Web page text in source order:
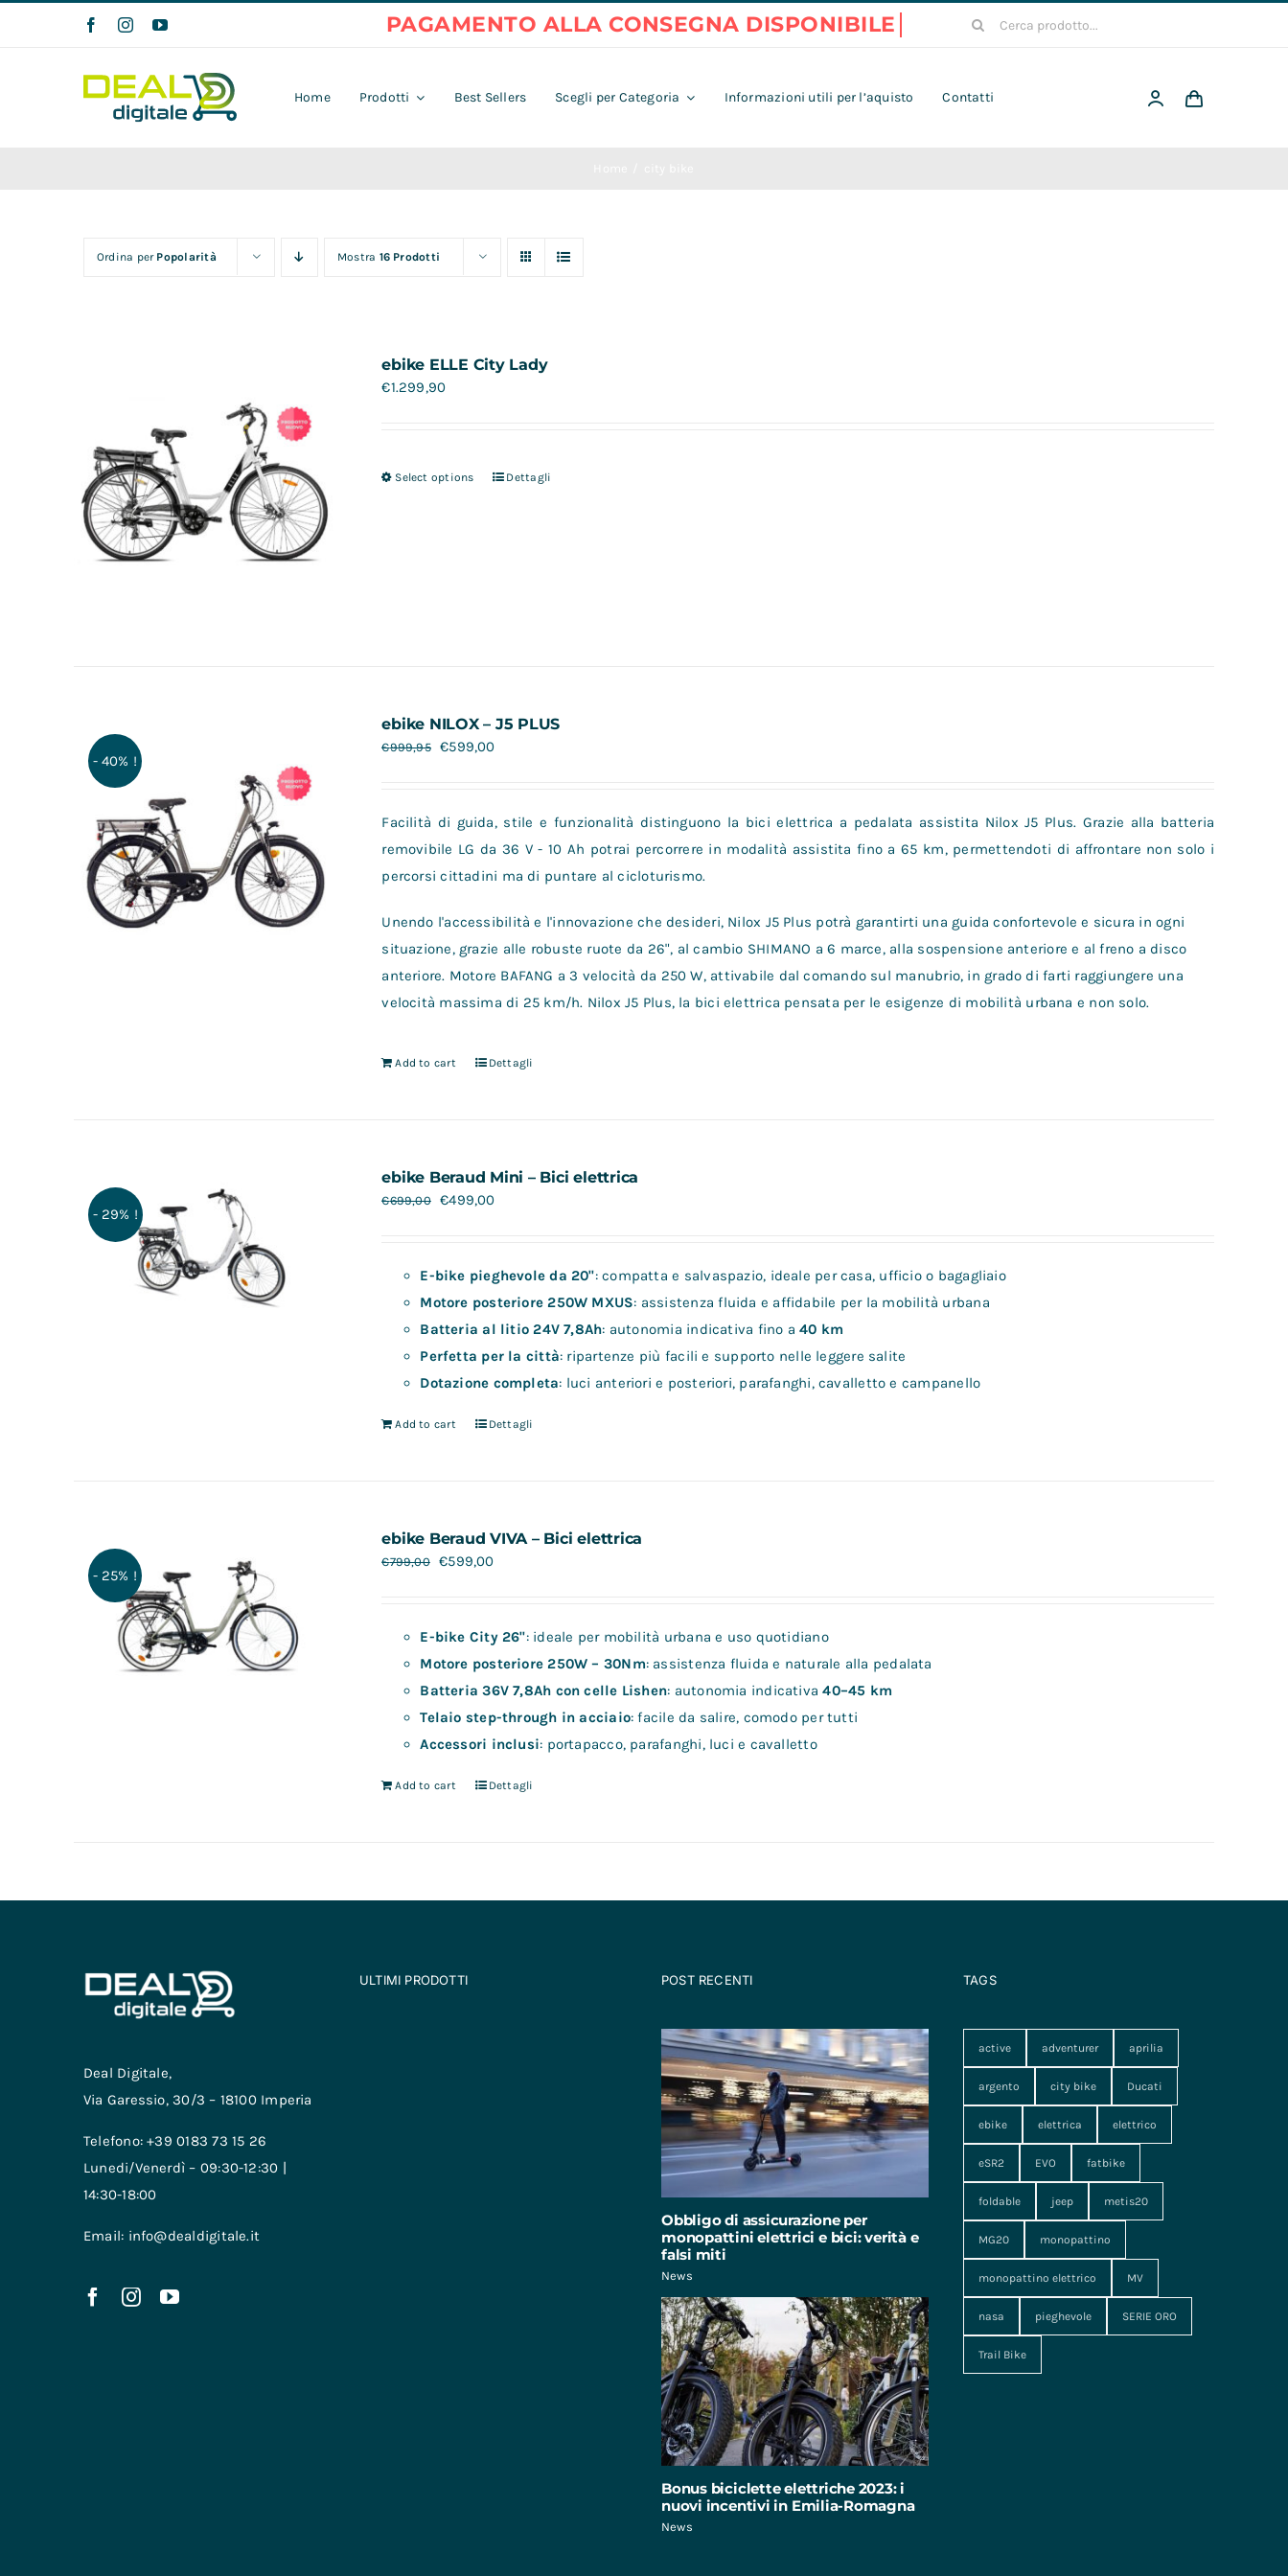
Cerca
Home Prodotti Best Sellers Scegli per Categoria Informazioni utili per l’aquisto Contatti
Ordina per Popolarità Mostra 16 Prodotti
ebike ELLE City Lady
€1.299,90
Select options Dettagli
- 40% !
ebike NILOX – J5 PLUS
€999,95 €599,00
Facilità di guida, stile e funzionalità distinguono la bici elettrica a pedalata assistita Nilox J5 Plus. Grazie alla batteria
removibile LG da 36 V - 10 Ah potrai percorrere in modalità assistita fino a 65 km, permettendoti di affrontare non solo i
percorsi cittadini ma di puntare al cicloturismo.
Unendo l'accessibilità e l'innovazione che desideri, Nilox J5 Plus potrà garantirti una guida confortevole e sicura in ogni
situazione, grazie alle robuste ruote da 26", al cambio SHIMANO a 6 marce, alla sospensione anteriore e al freno a disco
anteriore. Motore BAFANG a 3 velocità da 250 W, attivabile dal comando sul manubrio, in grado di farti raggiungere una
velocità massima di 25 km/h. Nilox J5 Plus, la bici elettrica pensata per le esigenze di mobilità urbana e non solo.
Add to cart Dettagli
- 29% !
ebike Beraud Mini – Bici elettrica
€699,00 €499,00
E-bike pieghevole da 20": compatta e salvaspazio, ideale per casa, ufficio o bagagliaio
Motore posteriore 250W MXUS: assistenza fluida e affidabile per la mobilità urbana
Batteria al litio 24V 7,8Ah: autonomia indicativa fino a40 km
Perfetta per la città: ripartenze più facili e supporto nelle leggere salite
Dotazione completa: luci anteriori e posteriori, parafanghi, cavalletto e campanello
Add to cart Dettagli
- 25% !
ebike Beraud VIVA – Bici elettrica
€799,00 €599,00
E-bike City 26": ideale per mobilità urbana e uso quotidiano
Motore posteriore 250W – 30Nm: assistenza fluida e naturale alla pedalata
Batteria 36V 7,8Ah con celle Lishen: autonomia indicativa40–45 km
Telaio step-through in acciaio: facile da salire, comodo per tutti
Accessori inclusi: portapacco, parafanghi, luci e cavalletto
Add to cart Dettagli
Deal Digitale,
Via Garessio, 30/3 – 18100 Imperia
Telefono: +39 0183 73 15 26
Lunedi/Venerdì – 09:30-12:30 |
14:30-18:00
Email: info@dealdigitale.it
ULTIMI PRODOTTI POST RECENTI
Obbligo di assicurazione per
monopattini elettrici e bici: verità e
falsi miti
News
Bonus biciclette elettriche 2023: i
nuovi incentivi in Emilia-Romagna
News
TAGS
active adventurer aprilia
argento city bike Ducati
ebike elettrica elettrico
eSR2 EVO fatbike
foldable jeep metis20
MG20 monopattino
monopattino elettrico MV
nasa pieghevole SERIE ORO
Trail Bike